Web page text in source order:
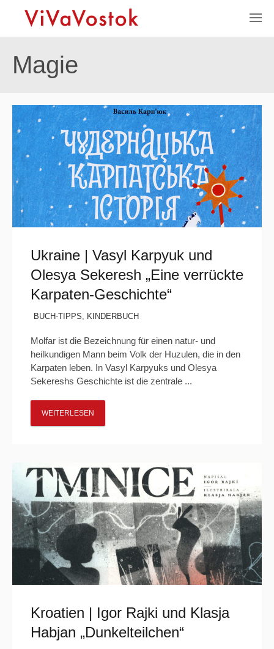
Magie
Ukraine | Vasyl Karpyuk und
Olesya Sekeresh „Eine verrückte
Karpaten-Geschichte“
BUCH-TIPPS, KINDERBUCH
Molfar ist die Bezeichnung für einen natur- und
heilkundigen Mann beim Volk der Huzulen, die in den
Karpaten leben. In Vasyl Karpyuks und Olesya
Sekereshs Geschichte ist die zentrale ...
WEITERLESEN
Kroatien | Igor Rajki und Klasja
Habjan „Dunkelteilchen“